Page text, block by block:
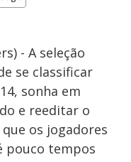
- A seleção
se classificar
sonha em
e reeditar o
os jogadores
pouco tempos